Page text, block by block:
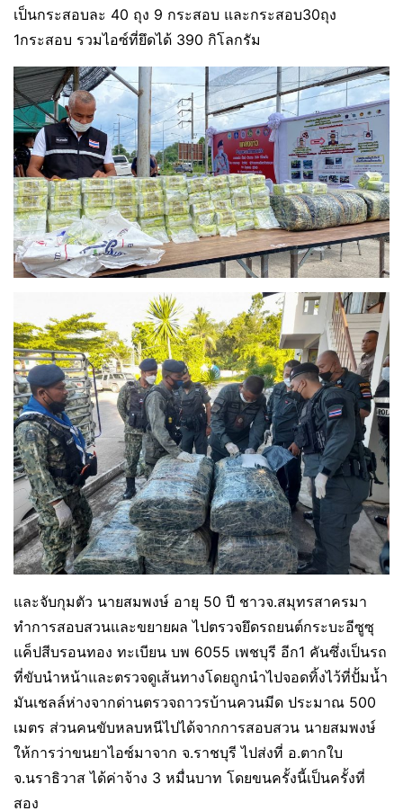
เป็นกระสอบละ 40 ถุง 9 กระสอบ และกระสอบ30ถุง
1กระสอบ รวมไอซ์ที่ยึดได้ 390 กิโลกรัม
และจับกุมตัว นายสมพงษ์ อายุ 50 ปี ชาวจ.สมุทรสาครมา
ทำการสอบสวนและขยายผล ไปตรวจยึดรถยนต์กระบะอีซูซุ
แค็ปสีบรอนทอง ทะเบียน บพ 6055 เพชบุรี อีก1 คันซึ่งเป็นรถ
ที่ขับนำหน้าและตรวจดูเส้นทางโดยถูกนำไปจอดทิ้งไว้ที่ปั้มน้ำ
มันเชลล์ห่างจากด่านตรวจถาวรบ้านควนมีด ประมาณ 500
เมตร ส่วนคนขับหลบหนีไปได้จากการสอบสวน นายสมพงษ์
ให้การว่าขนยาไอซ์มาจาก จ.ราชบุรี ไปส่งที่ อ.ตากใบ
จ.นราธิวาส ได้ค่าจ้าง 3 หมื่นบาท โดยขนครั้งนี้เป็นครั้งที่
สอง